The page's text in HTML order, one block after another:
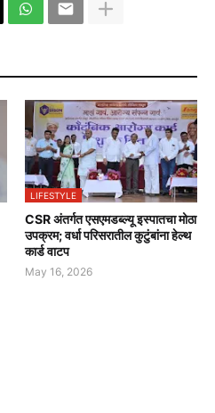
LIFESTYLE
CSR अंतर्गत एसएमडब्ल्यू इस्पातचा मोठा
उपक्रम; वर्धा परिसरातील कुटुंबांना हेल्थ
कार्ड वाटप
May 16, 2026